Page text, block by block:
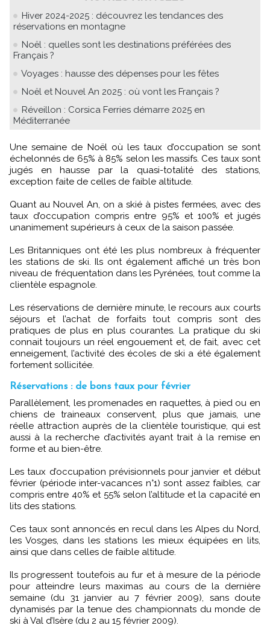
Hiver 2024-2025 : découvrez les tendances des
réservations en montagne
Noël : quelles sont les destinations préférées des
Français ?
Voyages : hausse des dépenses pour les fêtes
Noël et Nouvel An 2025 : où vont les Français ?
Réveillon : Corsica Ferries démarre 2025 en
Méditerranée
Une semaine de Noël où les taux d’occupation se sont
échelonnés de 65% à 85% selon les massifs. Ces taux sont
jugés en hausse par la quasi-totalité des stations,
exception faite de celles de faible altitude.
Quant au Nouvel An, on a skié à pistes fermées, avec des
taux d’occupation compris entre 95% et 100% et jugés
unanimement supérieurs à ceux de la saison passée.
Les Britanniques ont été les plus nombreux à fréquenter
les stations de ski. Ils ont également affiché un très bon
niveau de fréquentation dans les Pyrénées, tout comme la
clientèle espagnole.
Les réservations de dernière minute, le recours aux courts
séjours et l’achat de forfaits tout compris sont des
pratiques de plus en plus courantes. La pratique du ski
connait toujours un réel engouement et, de fait, avec cet
enneigement, l’activité des écoles de ski a été également
fortement sollicitée.
Réservations : de bons taux pour février
Parallèlement, les promenades en raquettes, à pied ou en
chiens de traineaux conservent, plus que jamais, une
réelle attraction auprès de la clientèle touristique, qui est
aussi à la recherche d’activités ayant trait à la remise en
forme et au bien-être.
Les taux d’occupation prévisionnels pour janvier et début
février (période inter-vacances n°1) sont assez faibles, car
compris entre 40% et 55% selon l’altitude et la capacité en
lits des stations.
Ces taux sont annoncés en recul dans les Alpes du Nord,
les Vosges, dans les stations les mieux équipées en lits,
ainsi que dans celles de faible altitude.
Ils progressent toutefois au fur et à mesure de la période
pour atteindre leurs maximas au cours de la dernière
semaine (du 31 janvier au 7 février 2009), sans doute
dynamisés par la tenue des championnats du monde de
ski à Val d’Isère (du 2 au 15 février 2009).